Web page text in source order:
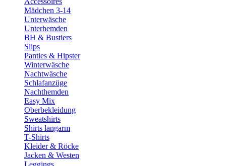
Mädchen 3-14
Unterwäsche
Unterhemden
BH & Bustiers
Slips
Panties & Hipster
Winterwäsche
Nachtwäsche
Schlafanzüge
Nachthemden
Easy Mix
Oberbekleidung
Sweatshirts
Shirts langarm
T-Shirts
Kleider & Röcke
Jacken & Westen
Leggings